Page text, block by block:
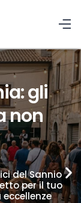
gli
non
del Sannio
per il tuo